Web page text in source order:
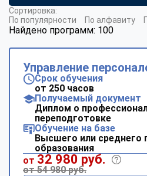
Найдено программ: 100
Сортировка:
По популярности
По алфавиту
Управление
Срок обучения
от 250 часов
Получаемый документ
Диплом о
переподготовке
Обучение на базе
Высшего или среднего
образования
от 32 980 руб.
от 54 980 руб.